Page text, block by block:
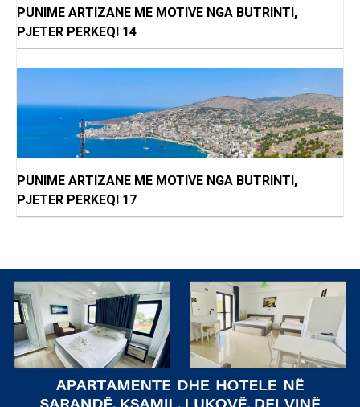
PUNIME ARTIZANE ME MOTIVE NGA BUTRINTI,
PJETER PERKEQI 14
PUNIME ARTIZANE ME MOTIVE NGA BUTRINTI,
PJETER PERKEQI 17